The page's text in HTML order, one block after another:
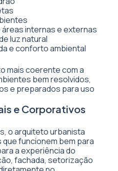
internas e externas
luz natural
e conforto ambiental
mais coerente com a
bem resolvidos,
e preparados para uso
e Corporativos
o arquiteto urbanista
funcionem bem para
a experiência do
fachada, setorização